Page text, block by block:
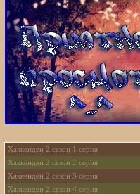
Хаккенден 2 сезон 1 серия
Хаккенден 2 сезон 2 серия
Хаккенден 2 сезон 3 серия
Хаккенден 2 сезон 4 серия